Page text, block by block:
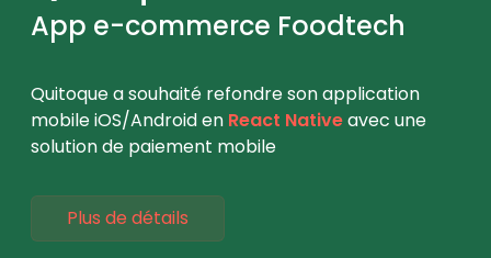
App e-commerce Foodtech
Quitoque a souhaité refondre son application
mobile iOS/Android en React Nativeavec une
solution de paiement mobile
Plus de détails